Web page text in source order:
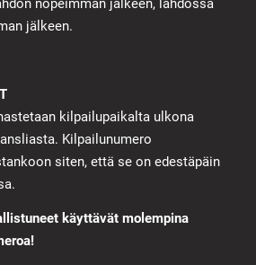
nopeimman jälkeen, lähdössä
jälkeen.
kilpailupaikalta ulkona
Kilpailunumero
siten, että se on edestäpäin
käyttävät molempina